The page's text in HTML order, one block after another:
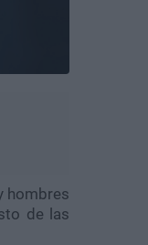
hombres
de las